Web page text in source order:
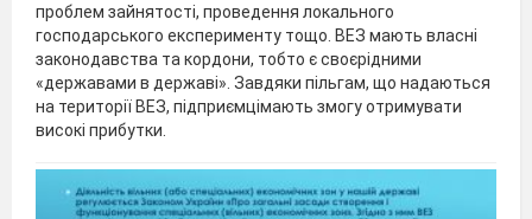
проблем зайнятості, проведення локального
господарського експерименту тощо. ВЕЗ мають власні
законодавства та кордони, тобто є своєрідними
«державами в державі». Завдяки пільгам, що надаються
на території ВЕЗ, підприємцімають змогу отримувати
високі прибутки.